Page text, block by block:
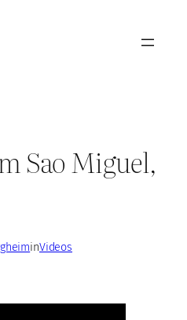
Sao Miguel,
inVideos